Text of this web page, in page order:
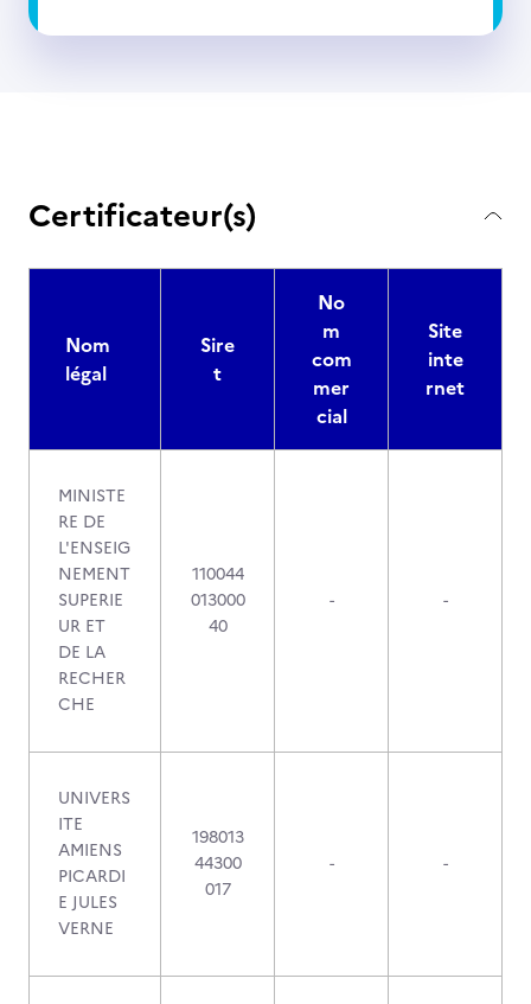
Certificateur(s)
Nom
légal
Sire
t
No
m
com
mer
cial
Site
inte
rnet
MINISTE
RE DE
L'ENSEIG
NEMENT
SUPERIE
UR ET
DE LA
RECHER
CHE
110044
013000
40
- -
UNIVERS
ITE
AMIENS
PICARDI
E JULES
VERNE
198013
44300
017
- -